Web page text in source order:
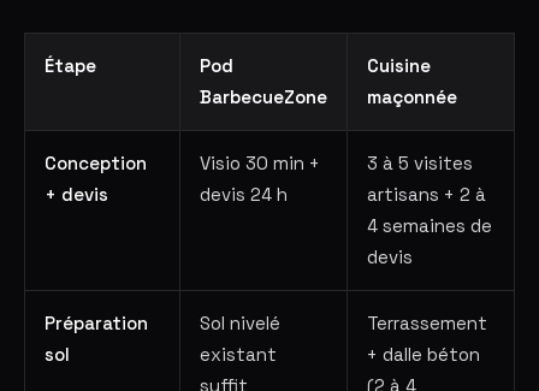
Étape
Pod
BarbecueZone
Cuisine
maçonnée
Conception
+ devis
Visio 30 min +
devis 24 h
3 à 5 visites
artisans + 2 à
4 semaines de
devis
Préparation
sol
Sol nivelé
existant
suffit
Terrassement
+ dalle béton
(2 à 4